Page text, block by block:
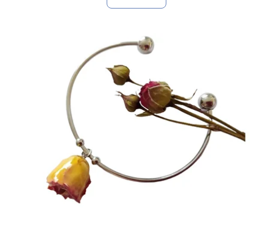
5
hvězdiček.